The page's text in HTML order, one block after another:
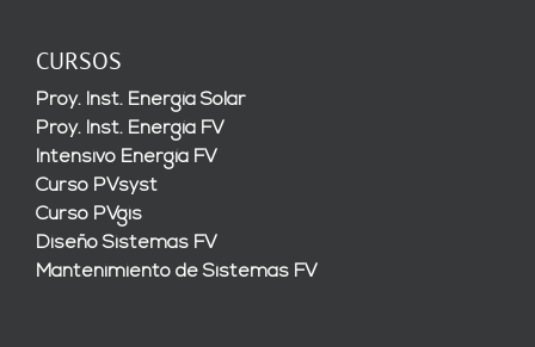
CURSOS
Proy. Inst. Energía Solar
Proy. Inst. Energía FV
Intensivo Energía FV
Curso PVsyst
Curso PVgis
Diseño Sistemas FV
Mantenimiento de Sistemas FV